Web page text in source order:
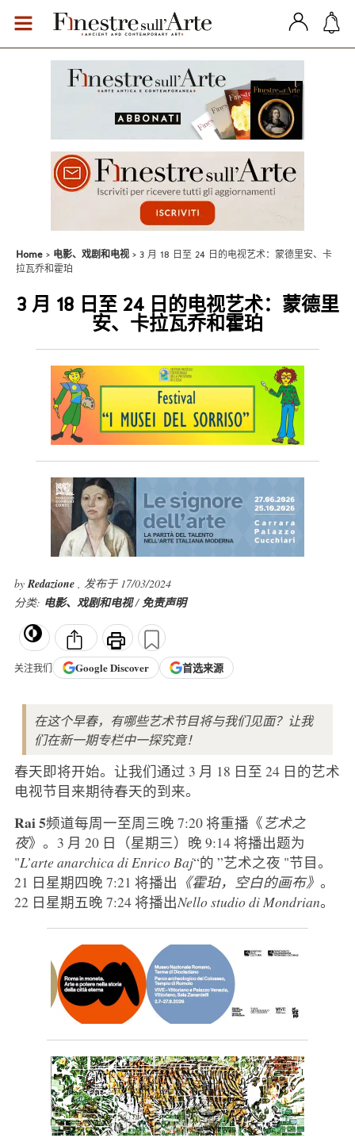
Home 电影、戏剧和电视
3 月 18 日至 24 日的电视艺术：蒙德里安、卡
拉瓦乔和霍珀
3 月 18 日至 24 日的电视艺术：蒙德里
安、卡拉瓦乔和霍珀
byRedazione , 发布于 17/03/2024
分类: 电影、戏剧和电视/免责声明
关注我们 GoogleDiscover 首选来源
在这个早春，有哪些艺术节目将与我们见面？让我
们在新一期专栏中一探究竟！
春天即将开始。让我们通过 3 月 18 日至 24 日的艺术
电视节目来期待春天的到来。
Rai 5频道每周一至周三晚 7:20 将重播《艺术之
夜》。3 月 20 日（星期三）晚 9:14 将播出题为
"L’arte anarchica di Enrico Baj“的 ”艺术之夜 "节目。
21 日星期四晚 7:21 将播出 《霍珀，空白的画布》 。
22 日星期五晚 7:24 将播出Nello studio di Mondrian。